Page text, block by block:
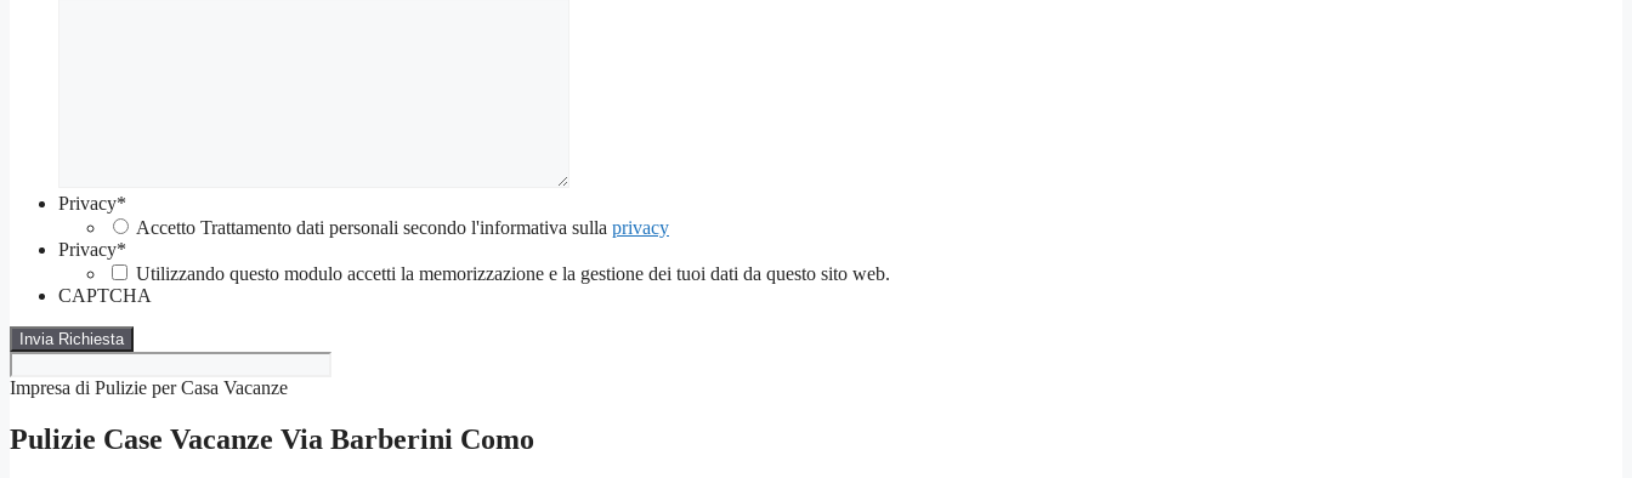
Privacy*
Accetto Trattamento dati personali secondo l'informativa sulla privacy
Privacy*
Utilizzando questo modulo accetti la memorizzazione e la gestione dei tuoi dati da questo sito web.
CAPTCHA
Impresa di Pulizie per Casa Vacanze
Pulizie Case Vacanze Via Barberini Como